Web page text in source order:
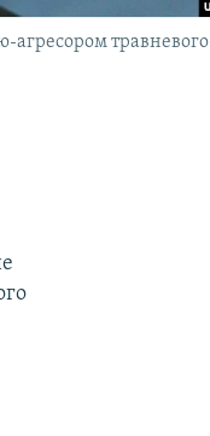
агресором травневого